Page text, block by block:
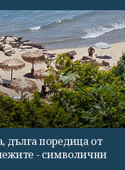
дълга поредица от
- символични